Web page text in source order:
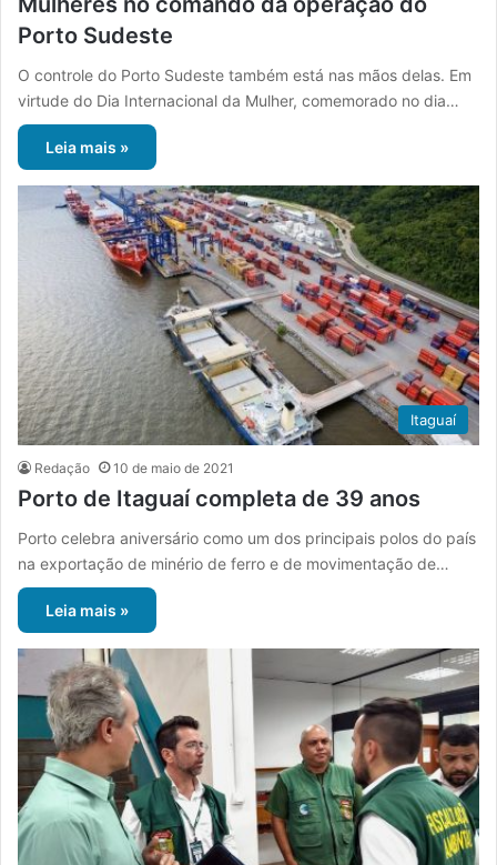
Porto Sudeste
O controle do Porto Sudeste também está nas mãos delas. Em
virtude do Dia Internacional da Mulher, comemorado no dia…
Leia mais »
Itaguaí
Redação 10 de maio de 2021
Porto de Itaguaí completa de 39 anos
Porto celebra aniversário como um dos principais polos do país
na exportação de minério de ferro e de movimentação de…
Leia mais »